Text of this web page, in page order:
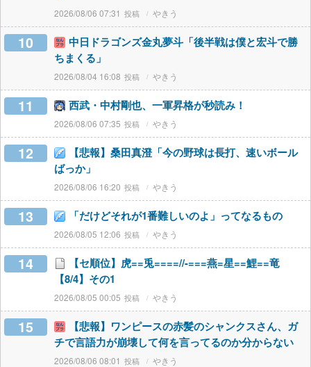
2026/08/06 07:31 やきう
10
中日ドラゴンズ金丸夢斗「後半戦は僕と宏斗で勝
ちまくる」
2026/08/04 16:08 やきう
11 西武・中村剛也、一軍昇格が秒読み！
2026/08/06 07:35 やきう
12
【悲報】桑田真澄「今の野球は長打、速いボール
ばっか」
2026/08/06 16:20 やきう
13 「だけどそれが1番難しいのよ」ってなるもの
2026/08/05 12:06 やきう
14
【セ順位】虎==兎====//-===燕=星==鯉==竜
【8/4】その1
2026/08/05 00:05 やきう
15
【悲報】ワンピースの赤髪のシャンクスさん、ガ
チで言語力が崩壊して何を言ってるのか分からない
2026/08/06 08:01 やきう